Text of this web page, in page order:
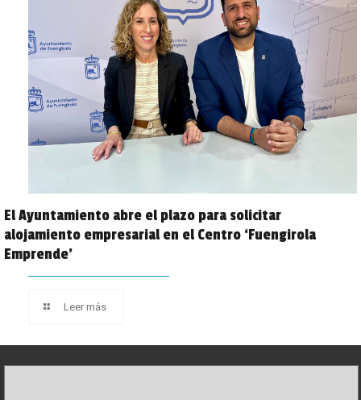
El Ayuntamiento abre el plazo para solicitar
alojamiento empresarial en el Centro ‘Fuengirola
Emprende’
Leer más